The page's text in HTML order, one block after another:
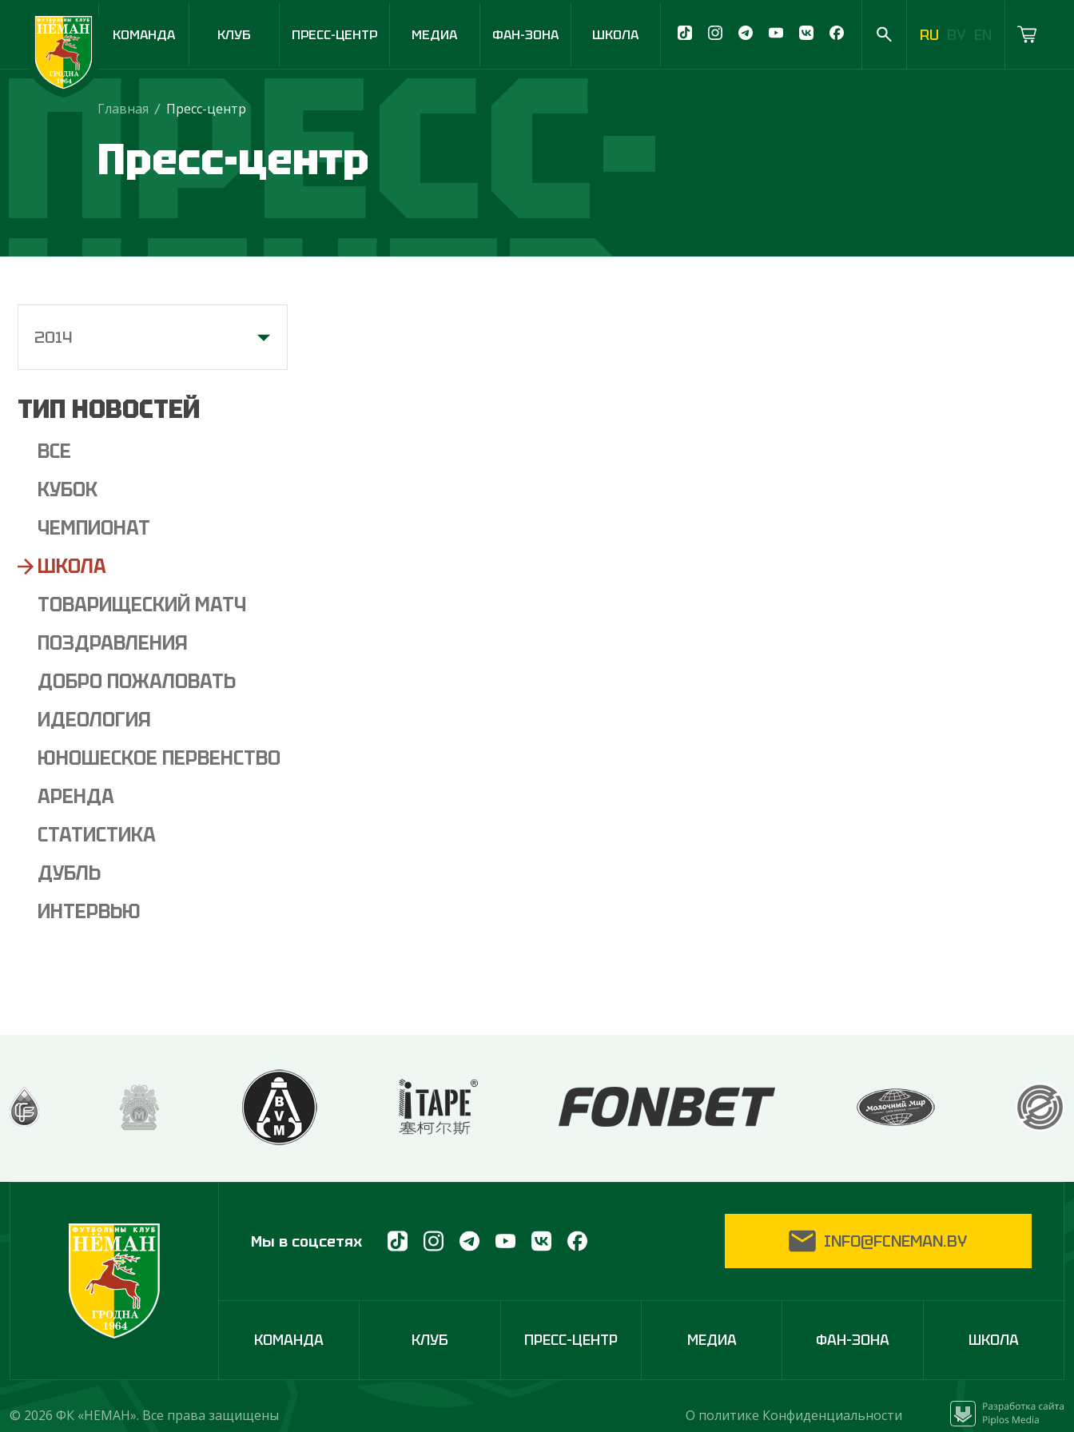
КОМАНДА КЛУБ ПРЕСС-ЦЕНТР МЕДИА ФАН-ЗОНА ШКОЛА RU BY EN
ПРЕСС-
ЦЕНТР
Главная / Пресс-центр
Пресс-центр
2014
ТИП НОВОСТЕЙ
ВСЕ
КУБОК
ЧЕМПИОНАТ
ШКОЛА
ТОВАРИЩЕСКИЙ МАТЧ
ПОЗДРАВЛЕНИЯ
ДОБРО ПОЖАЛОВАТЬ
ИДЕОЛОГИЯ
ЮНОШЕСКОЕ ПЕРВЕНСТВО
АРЕНДА
СТАТИСТИКА
ДУБЛЬ
ИНТЕРВЬЮ
Мы в соцсетях INFO@FCNEMAN.BY
КОМАНДА КЛУБ ПРЕСС-ЦЕНТР МЕДИА ФАН-ЗОНА ШКОЛА
© 2026 ФК «НЕМАН». Все права защищены О политике Конфиденциальности